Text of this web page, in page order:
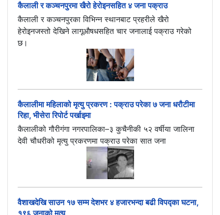
कैलाली र कञ्चनपुरमा खैरो हेरोइनसहित ४ जना पक्राउ
कैलाली र कञ्चनपुरका विभिन्न स्थानबाट प्रहरीले खैरो
हेरोइनजस्तो देखिने लागूऔषधसहित चार जनालाई पक्राउ गरेको
छ।
कैलालीमा महिलाको मृत्यु प्रकरण : पक्राउ परेका ७ जना धरौटीमा
रिहा, भीसेरा रिपोर्ट पर्खाइमा
कैलालीको गौरीगंगा नगरपालिका–३ कुचैनीकी ५२ वर्षीया जालिना
देवी चौधरीको मृत्यु प्रकरणमा पक्राउ परेका सात जना
वैशाखदेखि साउन १७ सम्म देशभर ४ हजारभन्दा बढी विपद्का घटना,